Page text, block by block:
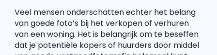
Veel mensen onderschatten echter het belang
van goede foto’s bij het verkopen of verhuren
van een woning. Het is belangrijk om te beseffen
dat je potentiële kopers of huurders door middel